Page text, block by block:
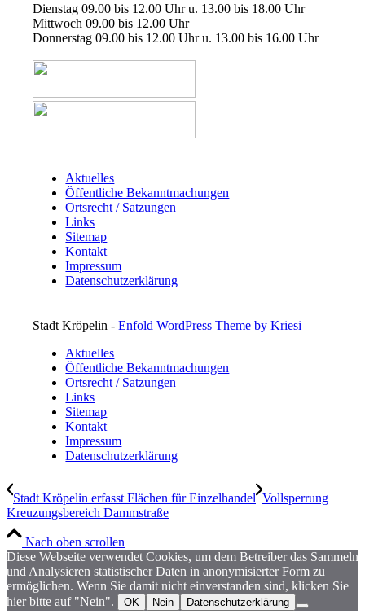
Dienstag 09.00 bis 12.00 Uhr u. 13.00 bis 18.00 Uhr
Mittwoch 09.00 bis 12.00 Uhr
Donnerstag 09.00 bis 12.00 Uhr u. 13.00 bis 16.00 Uhr
Aktuelles
Öffentliche Bekanntmachungen
Ortsrecht / Satzungen
Links
Sitemap
Kontakt
Impressum
Datenschutzerklärung
Stadt Kröpelin -Enfold WordPress Theme by Kriesi
Aktuelles
Öffentliche Bekanntmachungen
Ortsrecht / Satzungen
Links
Sitemap
Kontakt
Impressum
Datenschutzerklärung
Stadt Kröpelin erfasst Flächen für Einzelhandel Vollsperrung
Kreuzungsbereich Dammstraße
Nach oben scrollen
Diese Webseite verwendet Cookies, um dem Betreiber das Sammeln
und Analysieren statistischer Daten in anonymisierter Form zu
ermöglichen. Wenn Sie damit nicht einverstanden sind, klicken Sie
hier bitte auf "Nein".
OK Nein Datenschutzerklärung